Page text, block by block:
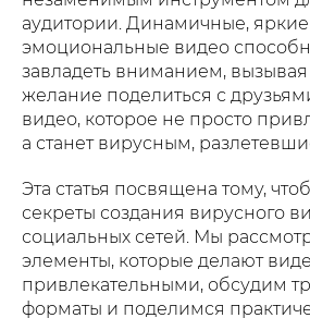
аудитории. Динамичные,
эмоциональные видео
завладеть вниманием,
желание поделиться с
видео, которое не просто
а станет вирусным,
Эта статья посвящена тому,
секреты создания вирусного
социальных сетей. Мы
элементы, которые делают
привлекательными, обсудим
форматы и поделимся